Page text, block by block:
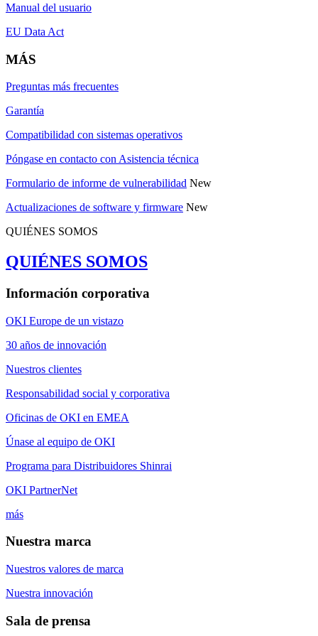
Manual del usuario
EU Data Act
MÁS
Preguntas más frecuentes
Garantía
Compatibilidad con sistemas operativos
Póngase en contacto con Asistencia técnica
Formulario de informe de vulnerabilidad New
Actualizaciones de software y firmware New
QUIÉNES SOMOS
QUIÉNES SOMOS
Información corporativa
OKI Europe de un vistazo
30 años de innovación
Nuestros clientes
Responsabilidad social y corporativa
Oficinas de OKI en EMEA
Únase al equipo de OKI
Programa para Distribuidores Shinrai
OKI PartnerNet
más
Nuestra marca
Nuestros valores de marca
Nuestra innovación
Sala de prensa